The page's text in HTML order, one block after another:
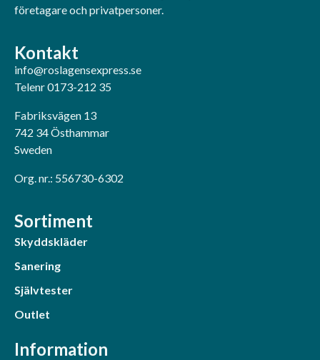
företagare och privatpersoner.
Kontakt
info@roslagensexpress.se
Telenr 0173-212 35
Fabriksvägen 13
742 34 Östhammar
Sweden
Org. nr.: 556730-6302
Sortiment
Skyddskläder
Sanering
Självtester
Outlet
Information